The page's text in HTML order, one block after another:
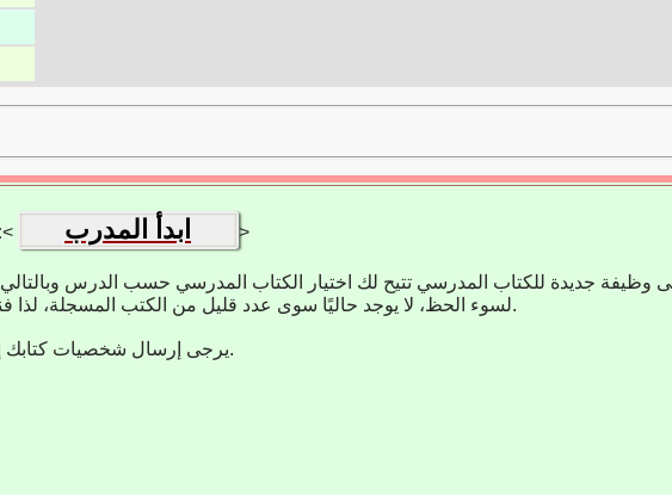
احصل< ابدأ المدرب >
وظيفة جديدة للكتاب المدرسي تتيح لك اختيار الكتاب المدرسي حسب الدرس
لسوء الحظ، لا يوجد حاليًا سوى عدد قليل من الكتب المسجلة، لذا فنحن نعتمد على مساعدتك.
يرجى إرسال شخصيات كتابك إلينا وسنضيفها على الفور.